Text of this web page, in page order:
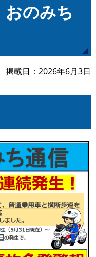
のみち
掲載日 2026年6月3日